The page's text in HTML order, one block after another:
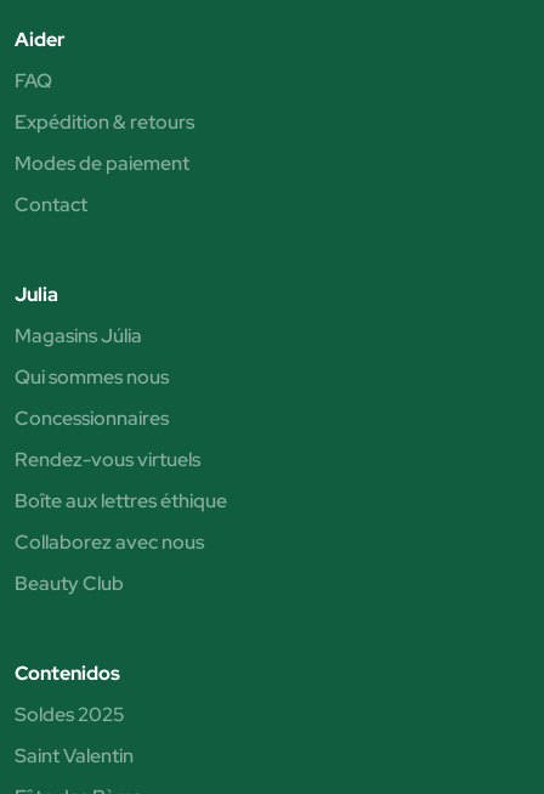
Aider
FAQ
Expédition & retours
Modes de paiement
Contact
Julia
Magasins Júlia
Qui sommes nous
Concessionnaires
Rendez-vous virtuels
Boîte aux lettres éthique
Collaborez avec nous
Beauty Club
Contenidos
Soldes 2025
Saint Valentin